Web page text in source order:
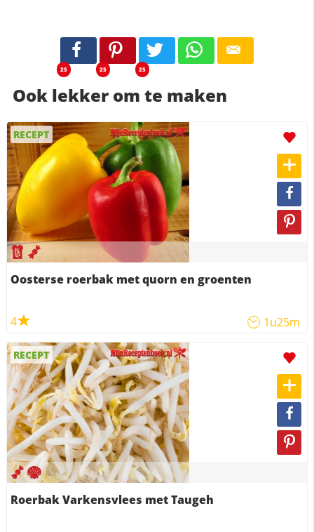
25 25 25
Ook lekker om te maken
RECEPT
Oosterse roerbak met quorn en groenten
4 1u25m
RECEPT
Roerbak Varkensvlees met Taugeh